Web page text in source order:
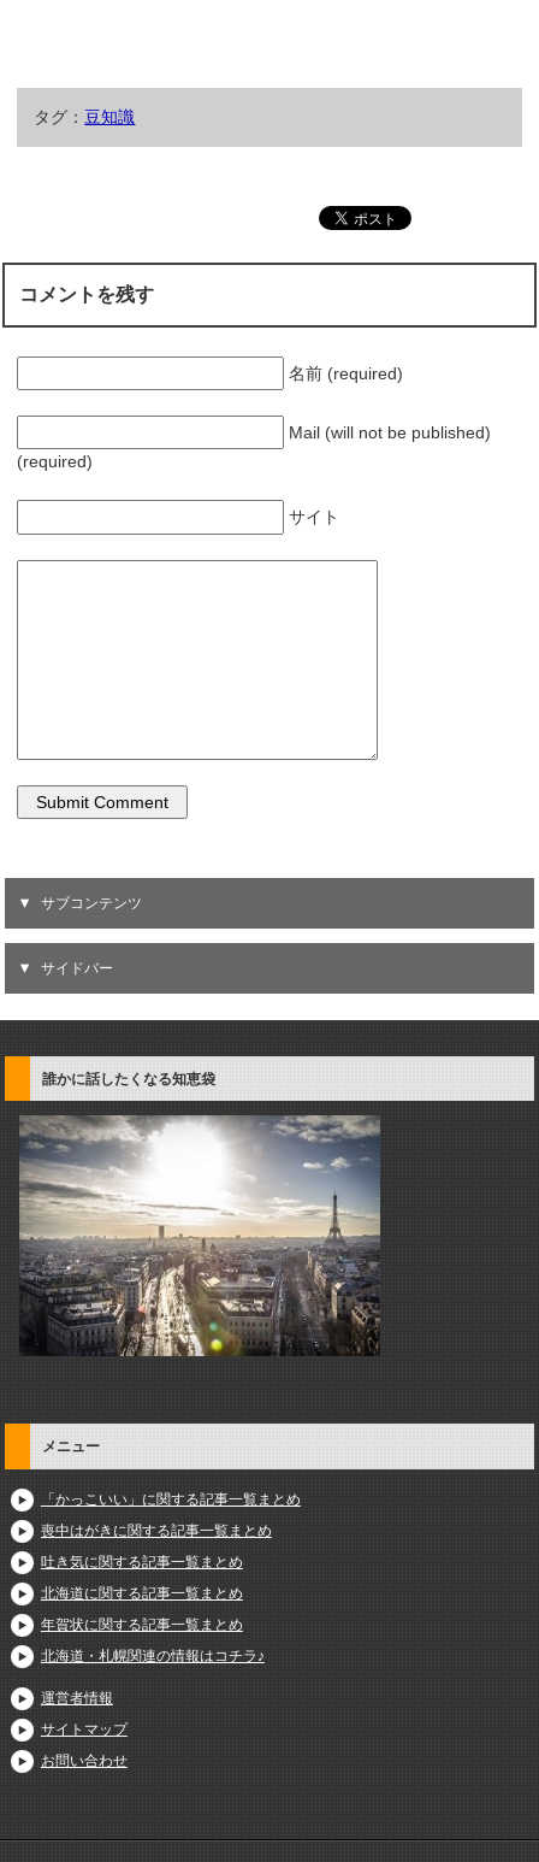
タグ： 豆知識
コメントを残す
名前 (required)
Mail (will not be published)
(required)
サイト
サブコンテンツ
サイドバー
誰かに話したくなる知恵袋
メニュー
「かっこいい」に関する記事一覧まとめ
喪中はがきに関する記事一覧まとめ
吐き気に関する記事一覧まとめ
北海道に関する記事一覧まとめ
年賀状に関する記事一覧まとめ
北海道・札幌関連の情報はコチラ♪
運営者情報
サイトマップ
お問い合わせ